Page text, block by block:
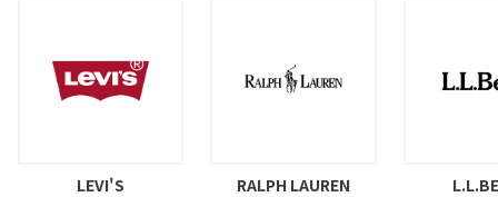
LEVI'S RALPH LAUREN